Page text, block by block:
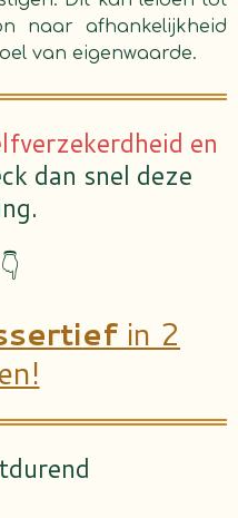
naar afhankelijkheid
van eigenwaarde.
en
dan snel deze
in 2